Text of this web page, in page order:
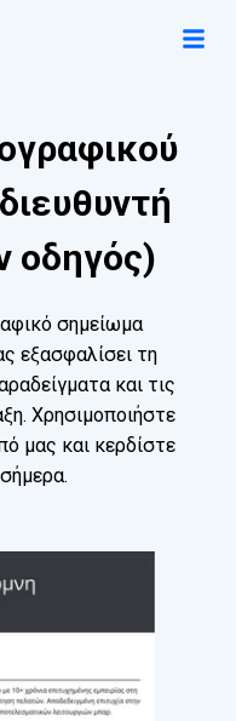
οδηγός)
σημείωμα
εξασφαλίσει τη
και τις
Χρησιμοποιήστε
μας και κερδίστε